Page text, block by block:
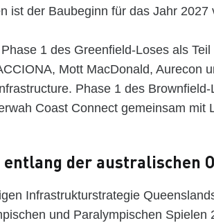
ist der Baubeginn für das Jahr 2027
1 des Greenfield-Loses als
Mott MacDonald, Aurecon
Phase 1 des
Coast Connect gemeinsam mit
der australischen
Infrastrukturstrategie
und Paralympischen Spielen